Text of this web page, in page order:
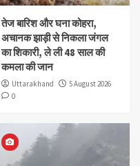
तेज बारिश और घना कोहरा,
अचानक झाड़ी से निकला जंगल
का शिकारी, ले ली 48 साल की
कमला की जान
Uttarakhand
5 August 2026
0